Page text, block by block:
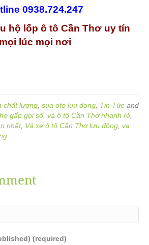
0938.724.247
hộ lốp ô tô Cần Thơ uy tín
mọi lúc mọi nơi
chất lượng, sua oto luu dong, Tin Tức and
gấp gọi số, vá ô tô Cần Thơ nhanh rẻ,
nhất, Vá xe ô tô Cần Thơ lưu động, va
(required)